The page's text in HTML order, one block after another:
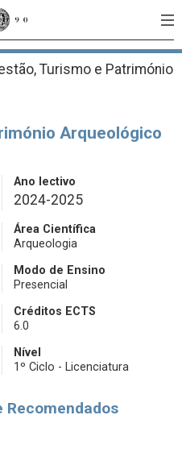
Turismo e Património
Arqueológico
Ano lectivo
2024-2025
Área Científica
Arqueologia
Modo de Ensino
Presencial
Créditos ECTS
6.0
Nível
1º Ciclo - Licenciatura
Recomendados